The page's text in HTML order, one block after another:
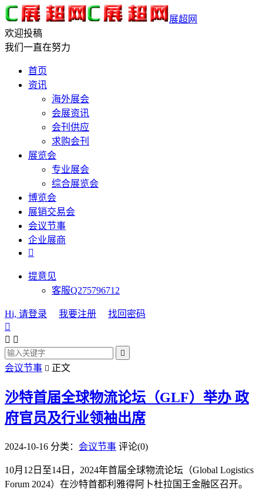
展超网
欢迎投稿
我们一直在努力
首页
资讯
海外展会
会展资讯
会刊供应
求购会刊
展览会
专业展会
综合展览会
博览会
展销交易会
会议节事
企业展商

提意见
客服Q275796712
Hi, 请登录 我要注册
找回密码

 

会议节事  正文
沙特首届全球物流论坛（GLF）举办 政
府官员及行业领袖出席
2024-10-16 分类： 会议节事 评论(0)
10月12日至14日，2024年首届全球物流论坛（Global Logistics
Forum 2024）在沙特首都利雅得阿卜杜拉国王金融区召开。